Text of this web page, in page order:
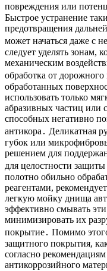
повреждения или
Быстрое устранение
предотвращения
может начаться даже с
следует уделять зонам,
механическим
обработка от
обработанных
использовать только
абразивных частиц или
способных негативно
антикора․ Деликатная
губок или
решением для
для целостности
полотно обильно
реагентами,
легкую мойку днища
эффективно смывать
минимизировать их
покрытие․ Помимо
защитного покрытия,
согласно
антикоррозийного